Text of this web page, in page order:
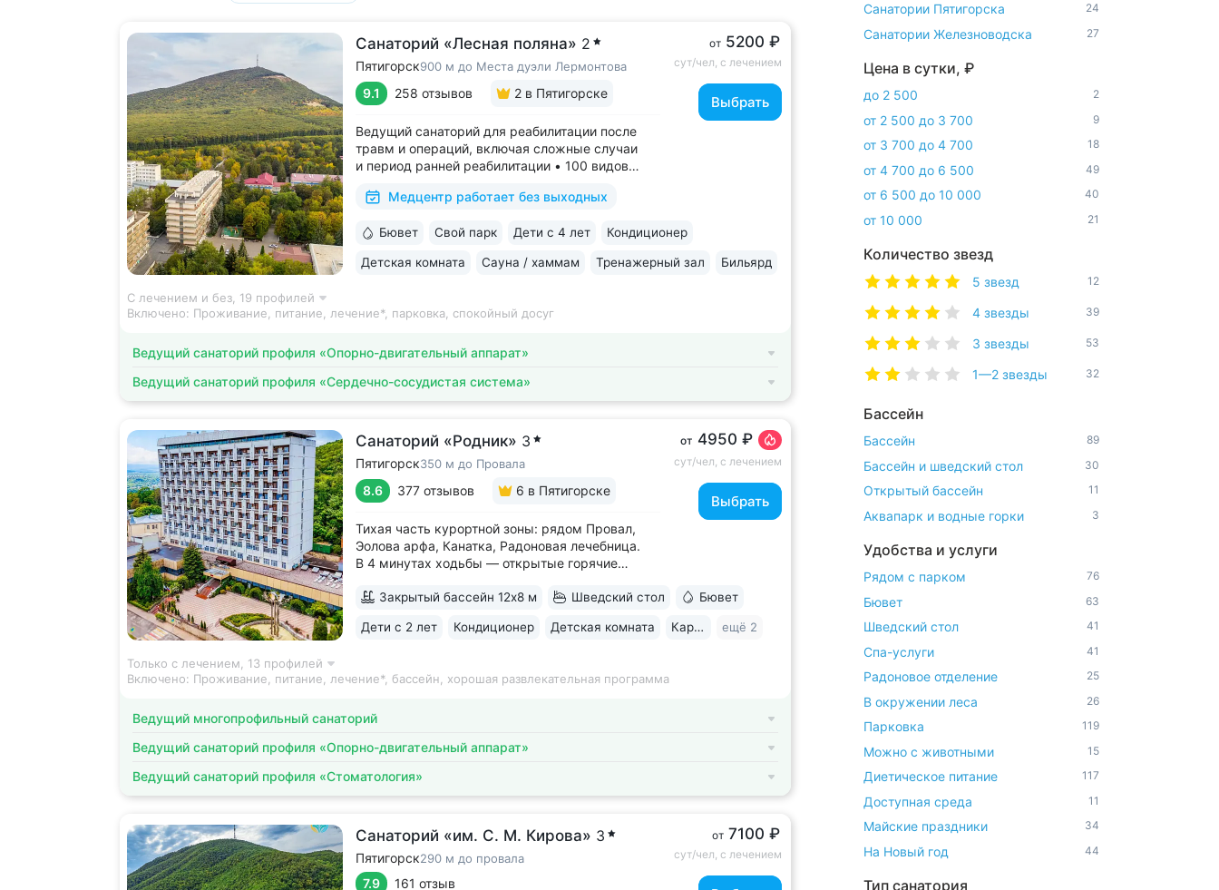
Санаторий «Лесная поляна» 2
Пятигорск900 м до Места дуэли Лермонтова
9.1 258 отзывов 2 в Пятигорске
Ведущий санаторий для реабилитации после
травм и операций, включая сложные случаи
и период ранней реабилитации • 100 видов
2500 видов медуслуг и процедур • Доступная
на территории, в столовой • Расположен...
Медцентр работает без выходных
от 5200 ₽
сут/чел, с лечением
Выбрать
Бювет Свой парк Дети с 4 лет Кондиционер
Детская комната Сауна / хаммам Тренажерный зал Бильярд
С лечением и без, 19 профилей
Включено: Проживание, питание, лечение*, парковка, спокойный досуг
Ведущий санаторий профиля «Опорно-двигательный аппарат»
Ведущий санаторий профиля «Сердечно-сосудистая система»
Санаторий «Родник» 3
Пятигорск350 м до Провала
8.6 377 отзывов 6 в Пятигорске
Тихая часть курортной зоны: рядом Провал,
Эолова арфа, Канатка, Радоновая лечебница.
В 4 минутах ходьбы — открытые горячие
с видом на лес или панораму Пятигорска.
хребет. Есть номера с балконом • Основной
от 4950 ₽
сут/чел, с лечением
Выбрать
Закрытый бассейн 12х8 м Шведский стол Бювет
Дети с 2 лет Кондиционер Детская комната Караоке ещё 2
Только с лечением,
13 профилей
Включено: Проживание, питание, лечение*, бассейн, хорошая развлекательная программа
Ведущий многопрофильный санаторий
Ведущий санаторий профиля «Опорно-двигательный аппарат»
Ведущий санаторий профиля «Стоматология»
Санаторий «им. С. М. Кирова» 3
Пятигорск290 м до провала
7.9 161 отзыв
от 7100 ₽
сут/чел, с лечением
Санатории Пятигорска 24
Санатории Железноводска 27
Цена в сутки, ₽
до 2 500 2
от 2 500 до 3 700 9
от 3 700 до 4 700 18
от 4 700 до 6 500 49
от 6 500 до 10 000 40
от 10 000 21
Количество звезд
5 звезд 12
4 звезды 39
3 звезды 53
1—2 звезды 32
Бассейн
Бассейн 89
Бассейн и шведский стол 30
Открытый бассейн 11
Аквапарк и водные горки 3
Удобства и услуги
Рядом с парком 76
Бювет 63
Шведский стол 41
Спа-услуги 41
Радоновое отделение 25
В окружении леса 26
Парковка 119
Можно с животными 15
Диетическое питание 117
Доступная среда 11
Майские праздники 34
На Новый год 44
Тип санатория